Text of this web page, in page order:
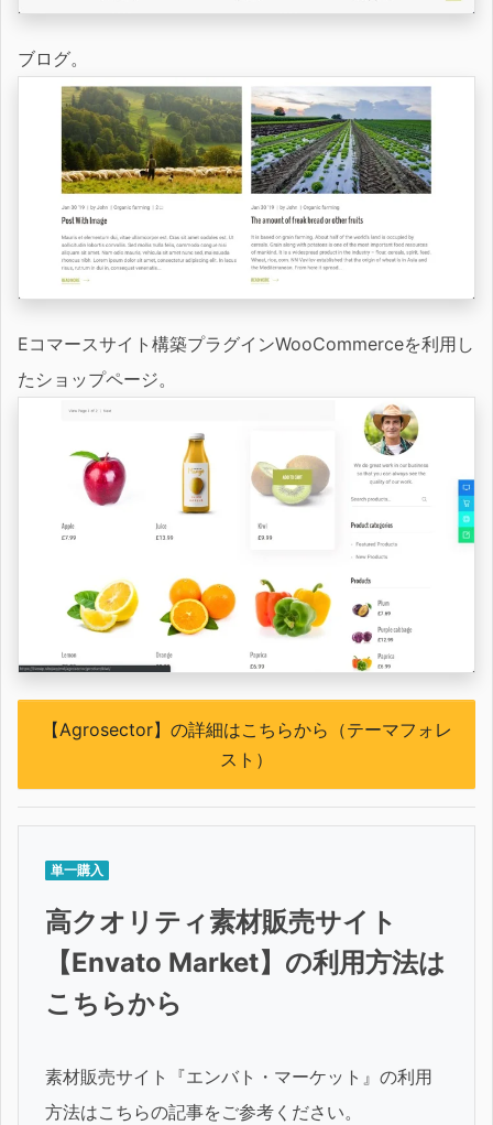
ブログ。
Eコマースサイト構築プラグインWooCommerceを利用し
たショップページ。
【Agrosector】の詳細はこちらから（テーマフォレ
スト）
単一購入
高クオリティ素材販売サイト
【Envato Market】の利用方法は
こちらから
素材販売サイト『エンバト・マーケット』の利用
方法はこちらの記事をご参考ください。